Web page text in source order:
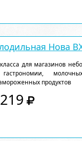
Нова
для магазинов
продуктов